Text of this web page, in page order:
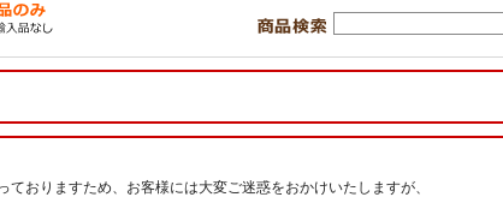
おりますため、お客様には大変ご迷惑をおかけいたしますが、